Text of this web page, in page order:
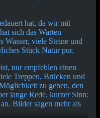
hat, da wir mit
sich das Warten
Wasser, viele Steine und
Stück Natur pur.
nur empfehlen einen
Treppen, Brücken und
zu geben, den
lange Rede, kurzer Sinn:
Bilder sagen mehr als